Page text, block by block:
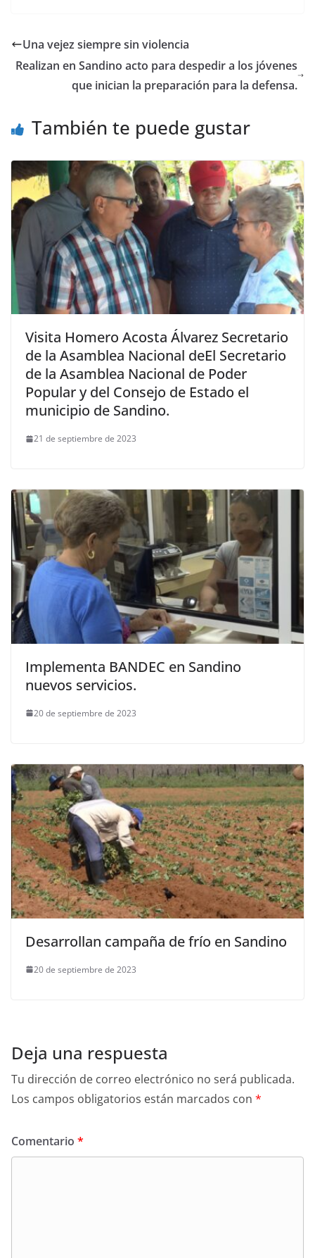
Una vejez siempre sin violencia
Realizan en Sandino acto para despedir a los jóvenes
que inician la preparación para la defensa.
También te puede gustar
Visita Homero Acosta Álvarez Secretario
de la Asamblea Nacional deEl Secretario
de la Asamblea Nacional de Poder
Popular y del Consejo de Estado el
municipio de Sandino.
21 de septiembre de 2023
Implementa BANDEC en Sandino
nuevos servicios.
20 de septiembre de 2023
Desarrollan campaña de frío en Sandino
20 de septiembre de 2023
Deja una respuesta
Tu dirección de correo electrónico no será publicada.
Los campos obligatorios están marcados con *
Comentario *